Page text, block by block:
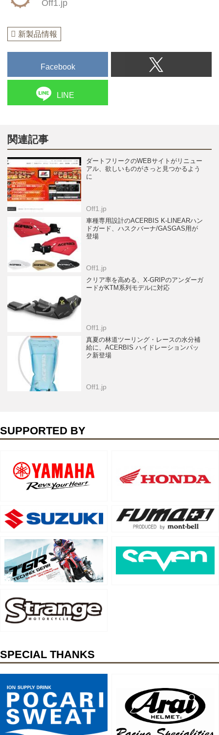
Off1.jp
新製品情報
Facebook
LINE
関連記事
ダートフリークのWEBサイトがリニュー
アル、欲しいものがさっと見つかるよう
に
Off1.jp
車種専用設計のACERBIS K-LINEARハン
ドガード、ハスクバーナ/GASGAS用が
登場
Off1.jp
クリア率を高める、X-GRIPのアンダーガ
ードがKTM系列モデルに対応
Off1.jp
真夏の林道ツーリング・レースの水分補
給に、ACERBIS ハイドレーションパッ
ク新登場
Off1.jp
SUPPORTED BY
SPECIAL THANKS